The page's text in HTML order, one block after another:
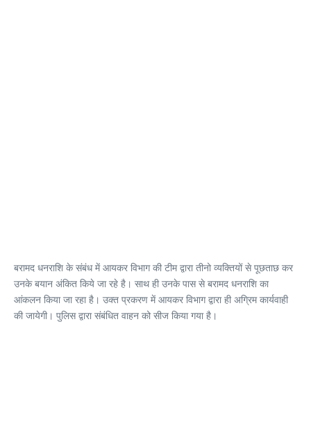
बरामद धनराशि के संबंध में आयकर विभाग की टीम द्वारा तीनो व्यक्तियों से पूछताछ कर
उनके बयान अंकित किये जा रहे है। साथ ही उनके पास से बरामद धनराशि का
आंकलन किया जा रहा है। उक्त प्रकरण में आयकर विभाग द्वारा ही अग्रिम कार्यवाही
की जायेगी। पुलिस द्वारा संबंधित वाहन को सीज किया गया है।